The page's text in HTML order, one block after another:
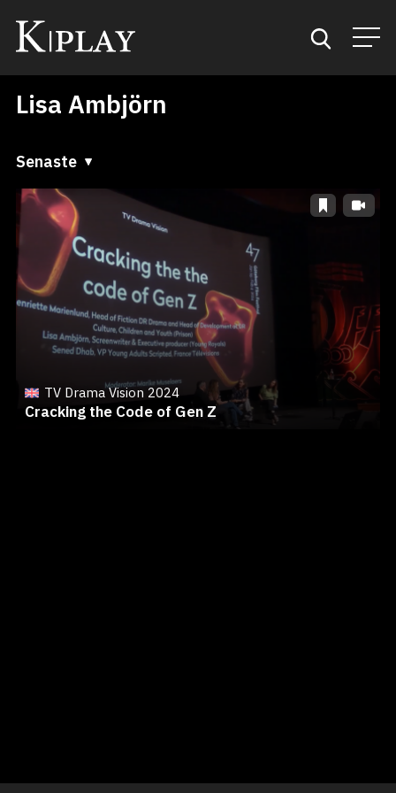
Start
Sök
Kategorier
Mina favoriter
Lisa Ambjörn
Senaste
Senaste
A till Ö
Ö till A
TV Drama Vision 2024
Cracking the Code of Gen Z